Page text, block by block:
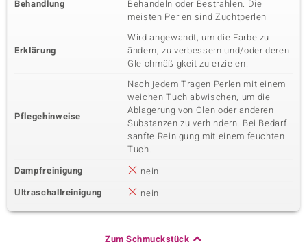
Behandlung
Behandeln oder Bestrahlen. Die
meisten Perlen sind Zuchtperlen
Erklärung
Wird angewandt, um die Farbe zu
ändern, zu verbessern und/oder deren
Gleichmäßigkeit zu erzielen.
Pflegehinweise
Nach jedem Tragen Perlen mit einem
weichen Tuch abwischen, um die
Ablagerung von Ölen oder anderen
Substanzen zu verhindern. Bei Bedarf
sanfte Reinigung mit einem feuchten
Tuch.
Dampfreinigung
nein
Ultraschallreinigung
nein
Zum Schmuckstück